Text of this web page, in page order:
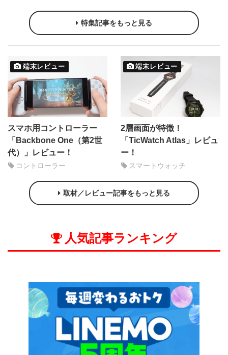
特集記事をもっと見る
端末レビュー
スマホ用コントローラー
「Backbone One（第2世
代）」レビュー！
コントローラー
端末レビュー
2層画面が特徴！
「TicWatch Atlas」レビュ
ー！
スマートウォッチ
取材／レビュー記事をもっと見る
人気記事ランキング